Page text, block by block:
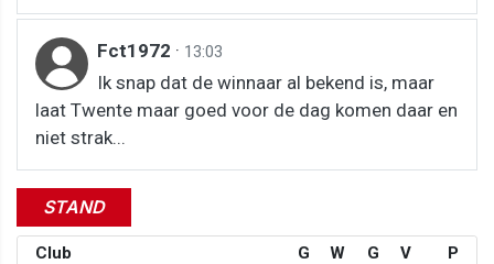
Fct1972 · 13:03
Ik snap dat de winnaar al bekend is, maar
laat Twente maar goed voor de dag komen daar en
niet strak...
STAND
Club G W G V
P